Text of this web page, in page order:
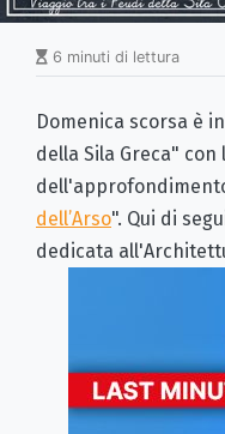
6 minuti di lettura
Domenica scorsa è
della Sila Greca"
dell’Arso". Qui di
dedicata